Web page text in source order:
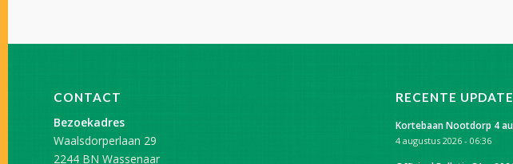
CONTACT
Bezoekadres
Waalsdorperlaan 29
2244 BN Wassenaar
RECENTE
Kortebaan Nootdorp 4
4 augustus 2026 - 06:36